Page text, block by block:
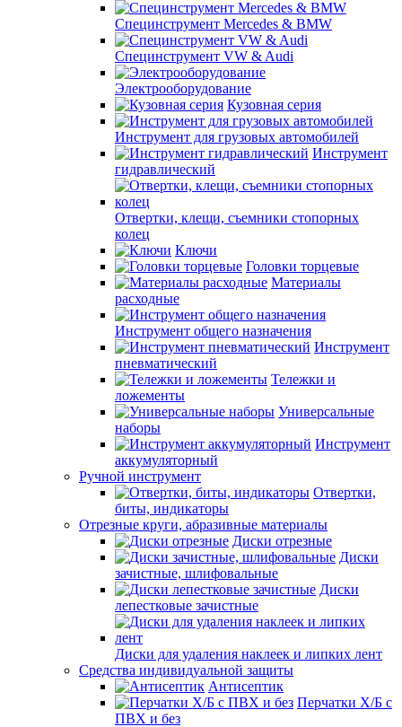
Специнструмент Mercedes & BMW
Специнструмент VW & Audi
Электрооборудование
Кузовная серия
Инструмент для грузовых автомобилей
Инструмент
гидравлический
Отвертки, клещи, съемники стопорных
колец
Ключи
Головки торцевые
Материалы
расходные
Инструмент общего назначения
Инструмент
пневматический
Тележки и
ложементы
Универсальные
наборы
Инструмент
аккумуляторный
Ручной инструмент
Отвертки,
биты, индикаторы
Отрезные круги, абразивные материалы
Диски отрезные
Диски
зачистные, шлифовальные
Диски
лепестковые зачистные
Диски для удаления наклеек и липких лент
Средства индивидуальной защиты
Антисептик
Перчатки Х/Б с
ПВХ и без